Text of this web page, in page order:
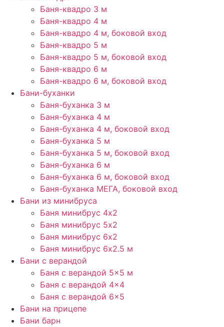
Баня-квадро 3 м
Баня-квадро 4 м
Баня-квадро 4 м, боковой вход
Баня-квадро 5 м
Баня-квадро 5 м, боковой вход
Баня-квадро 6 м
Баня-квадро 6 м, боковой вход
Бани-буханки
Баня-буханка 3 м
Баня-буханка 4 м
Баня-буханка 4 м, боковой вход
Баня-буханка 5 м
Баня-буханка 5 м, боковой вход
Баня-буханка 6 м
Баня-буханка 6 м, боковой вход
Баня-буханка МЕГА, боковой вход
Бани из минибруса
Баня минибрус 4х2
Баня минибрус 5х2
Баня минибрус 6х2
Баня минибрус 6х2.5​ м
Бани с верандой
Баня с верандой​ 5×5 м
Баня с верандой 4×4
Баня с верандой 6×5
Бани на прицепе
Бани барн